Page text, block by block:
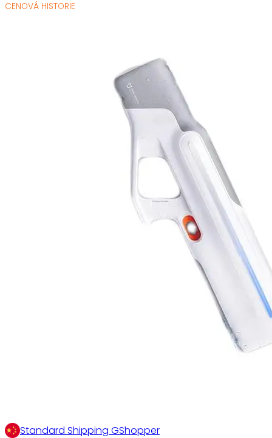
CENOVÁ HISTORIE
Standard Shipping GShopper